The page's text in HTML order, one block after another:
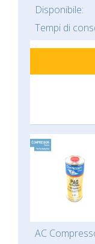
Disponibile:
Tempi di
AC